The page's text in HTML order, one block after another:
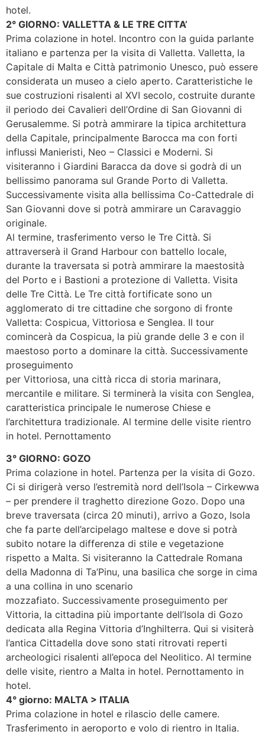
hotel.
2° GIORNO: VALLETTA & LE TRE CITTA’
Prima colazione in hotel. Incontro con la guida parlante
italiano e partenza per la visita di Valletta. Valletta, la
Capitale di Malta e Città patrimonio Unesco, può essere
considerata un museo a cielo aperto. Caratteristiche le
sue costruzioni risalenti al XVI secolo, costruite durante
il periodo dei Cavalieri dell’Ordine di San Giovanni di
Gerusalemme. Si potrà ammirare la tipica architettura
della Capitale, principalmente Barocca ma con forti
influssi Manieristi, Neo – Classici e Moderni. Si
visiteranno i Giardini Baracca da dove si godrà di un
bellissimo panorama sul Grande Porto di Valletta.
Successivamente visita alla bellissima Co-Cattedrale di
San Giovanni dove si potrà ammirare un Caravaggio
originale.
Al termine, trasferimento verso le Tre Città. Si
attraverserà il Grand Harbour con battello locale,
durante la traversata si potrà ammirare la maestosità
del Porto e i Bastioni a protezione di Valletta. Visita
delle Tre Città. Le Tre città fortificate sono un
agglomerato di tre cittadine che sorgono di fronte
Valletta: Cospicua, Vittoriosa e Senglea. Il tour
comincerà da Cospicua, la più grande delle 3 e con il
maestoso porto a dominare la città. Successivamente
proseguimento
per Vittoriosa, una città ricca di storia marinara,
mercantile e militare. Si terminerà la visita con Senglea,
caratteristica principale le numerose Chiese e
l’architettura tradizionale. Al termine delle visite rientro
in hotel. Pernottamento
3° GIORNO: GOZO
Prima colazione in hotel. Partenza per la visita di Gozo.
Ci si dirigerà verso l’estremità nord dell’Isola – Cirkewwa
– per prendere il traghetto direzione Gozo. Dopo una
breve traversata (circa 20 minuti), arrivo a Gozo, Isola
che fa parte dell’arcipelago maltese e dove si potrà
subito notare la differenza di stile e vegetazione
rispetto a Malta. Si visiteranno la Cattedrale Romana
della Madonna di Ta’Pinu, una basilica che sorge in cima
a una collina in uno scenario
mozzafiato. Successivamente proseguimento per
Vittoria, la cittadina più importante dell’Isola di Gozo
dedicata alla Regina Vittoria d’Inghilterra. Qui si visiterà
l’antica Cittadella dove sono stati ritrovati reperti
archeologici risalenti all’epoca del Neolitico. Al termine
delle visite, rientro a Malta in hotel. Pernottamento in
hotel.
4° giorno: MALTA > ITALIA
Prima colazione in hotel e rilascio delle camere.
Trasferimento in aeroporto e volo di rientro in Italia.